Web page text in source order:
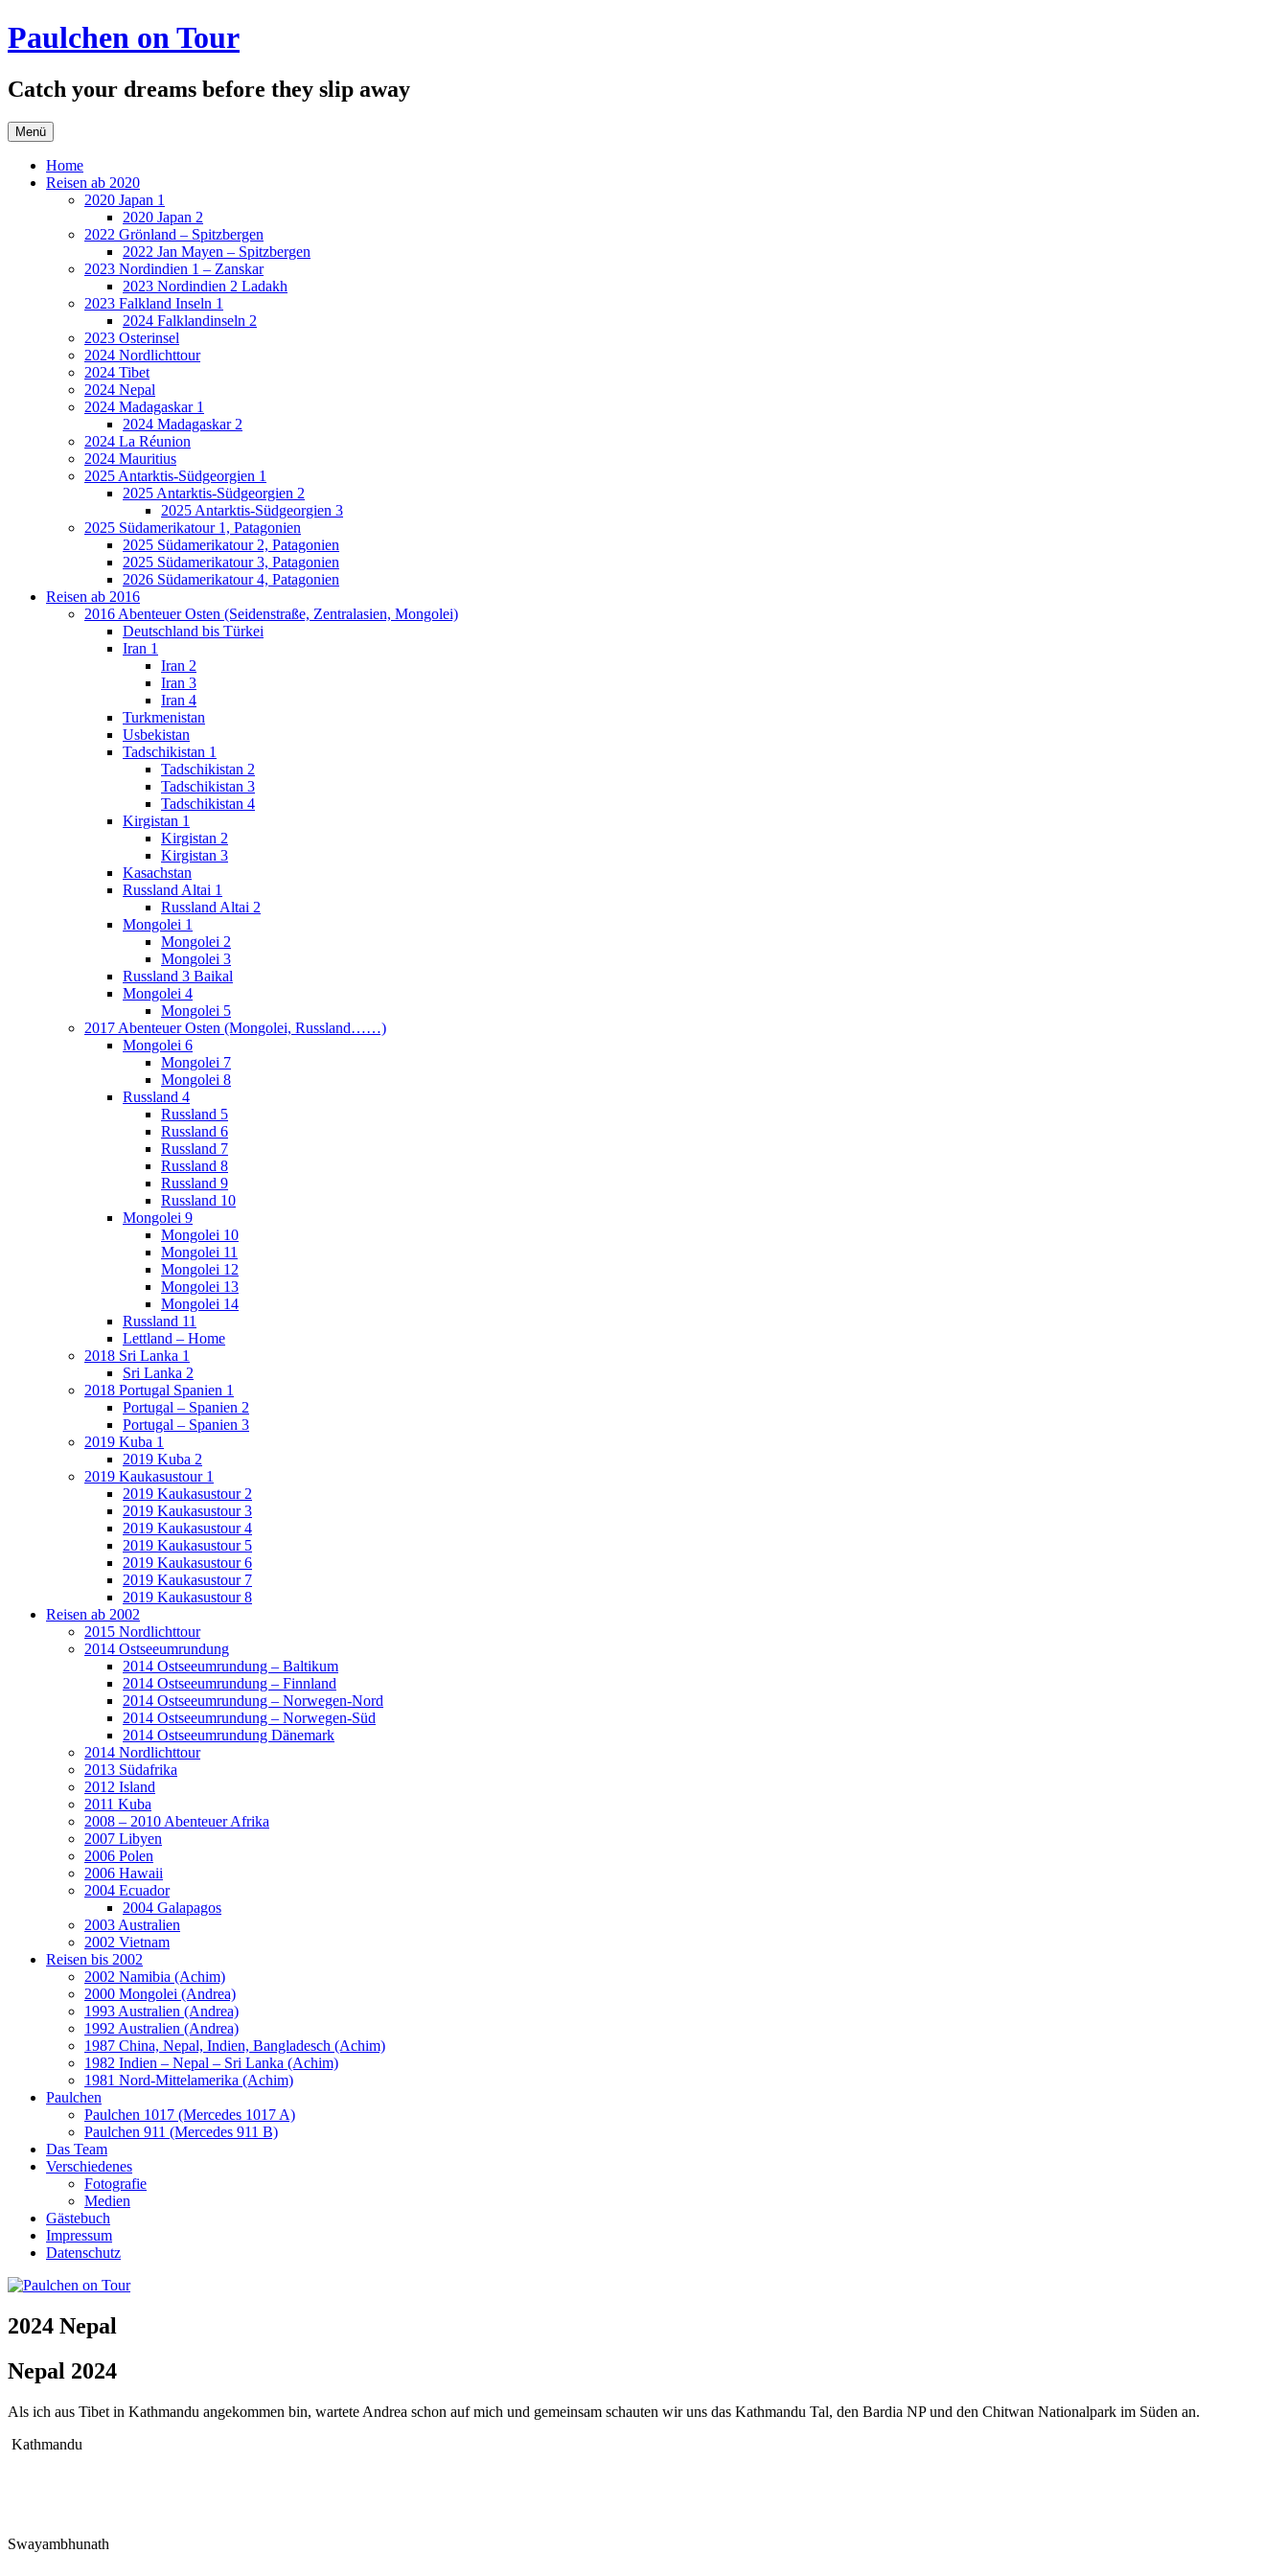
Zum
Inhalt
Paulchen on Tour
Catch your dreams before they slip away
Menü
Home
Reisen ab 2020
2020 Japan 1
2020 Japan 2
2022 Grönland – Spitzbergen
2022 Jan Mayen – Spitzbergen
2023 Nordindien 1 – Zanskar
2023 Nordindien 2 Ladakh
2023 Falkland Inseln 1
2024 Falklandinseln 2
2023 Osterinsel
2024 Nordlichttour
2024 Tibet
2024 Nepal
2024 Madagaskar 1
2024 Madagaskar 2
2024 La Réunion
2024 Mauritius
2025 Antarktis-Südgeorgien 1
2025 Antarktis-Südgeorgien 2
2025 Antarktis-Südgeorgien 3
2025 Südamerikatour 1, Patagonien
2025 Südamerikatour 2, Patagonien
2025 Südamerikatour 3, Patagonien
2026 Südamerikatour 4, Patagonien
Reisen ab 2016
2016 Abenteuer Osten (Seidenstraße, Zentralasien, Mongolei)
Deutschland bis Türkei
Iran 1
Iran 2
Iran 3
Iran 4
Turkmenistan
Usbekistan
Tadschikistan 1
Tadschikistan 2
Tadschikistan 3
Tadschikistan 4
Kirgistan 1
Kirgistan 2
Kirgistan 3
Kasachstan
Russland Altai 1
Russland Altai 2
Mongolei 1
Mongolei 2
Mongolei 3
Russland 3 Baikal
Mongolei 4
Mongolei 5
2017 Abenteuer Osten (Mongolei, Russland……)
Mongolei 6
Mongolei 7
Mongolei 8
Russland 4
Russland 5
Russland 6
Russland 7
Russland 8
Russland 9
Russland 10
Mongolei 9
Mongolei 10
Mongolei 11
Mongolei 12
Mongolei 13
Mongolei 14
Russland 11
Lettland – Home
2018 Sri Lanka 1
Sri Lanka 2
2018 Portugal Spanien 1
Portugal – Spanien 2
Portugal – Spanien 3
2019 Kuba 1
2019 Kuba 2
2019 Kaukasustour 1
2019 Kaukasustour 2
2019 Kaukasustour 3
2019 Kaukasustour 4
2019 Kaukasustour 5
2019 Kaukasustour 6
2019 Kaukasustour 7
2019 Kaukasustour 8
Reisen ab 2002
2015 Nordlichttour
2014 Ostseeumrundung
2014 Ostseeumrundung – Baltikum
2014 Ostseeumrundung – Finnland
2014 Ostseeumrundung – Norwegen-Nord
2014 Ostseeumrundung – Norwegen-Süd
2014 Ostseeumrundung Dänemark
2014 Nordlichttour
2013 Südafrika
2012 Island
2011 Kuba
2008 – 2010 Abenteuer Afrika
2007 Libyen
2006 Polen
2006 Hawaii
2004 Ecuador
2004 Galapagos
2003 Australien
2002 Vietnam
Reisen bis 2002
2002 Namibia (Achim)
2000 Mongolei (Andrea)
1993 Australien (Andrea)
1992 Australien (Andrea)
1987 China, Nepal, Indien, Bangladesch (Achim)
1982 Indien – Nepal – Sri Lanka (Achim)
1981 Nord-Mittelamerika (Achim)
Paulchen
Paulchen 1017 (Mercedes 1017 A)
Paulchen 911 (Mercedes 911 B)
Das Team
Verschiedenes
Fotografie
Medien
Gästebuch
Impressum
Datenschutz
2024 Nepal
Nepal 2024
Als ich aus Tibet in Kathmandu angekommen bin, wartete Andrea schon auf mich und gemeinsam schauten wir uns das Kathmandu Tal, den Bardia NP und den Chitwan Nationalpark im Süden an.
Kathmandu
Swayambhunath